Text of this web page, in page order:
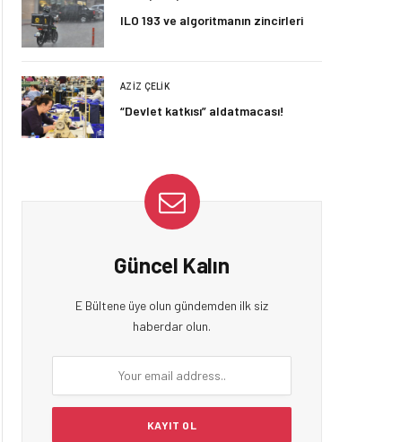
ILO 193 ve algoritmanın zincirleri
AZIZ ÇELIK
“Devlet katkısı” aldatmacası!
Güncel Kalın
E Bültene üye olun gündemden ilk siz
haberdar olun.